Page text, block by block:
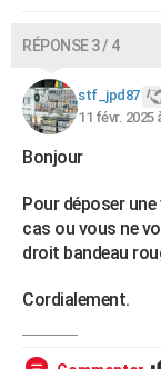
RÉPONSE 3 / 4
stf_jpd87
11 févr. 2025
Bonjour
Pour déposer
cas ou vous ne
droit bandeau
Cordialement.